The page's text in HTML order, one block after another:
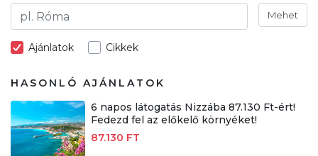
Mehet
Ajánlatok Cikkek
HASONLÓ AJÁNLATOK
6 napos látogatás Nizzába 87.130 Ft-ért!
Fedezd fel az előkelő környéket!
87.130 FT